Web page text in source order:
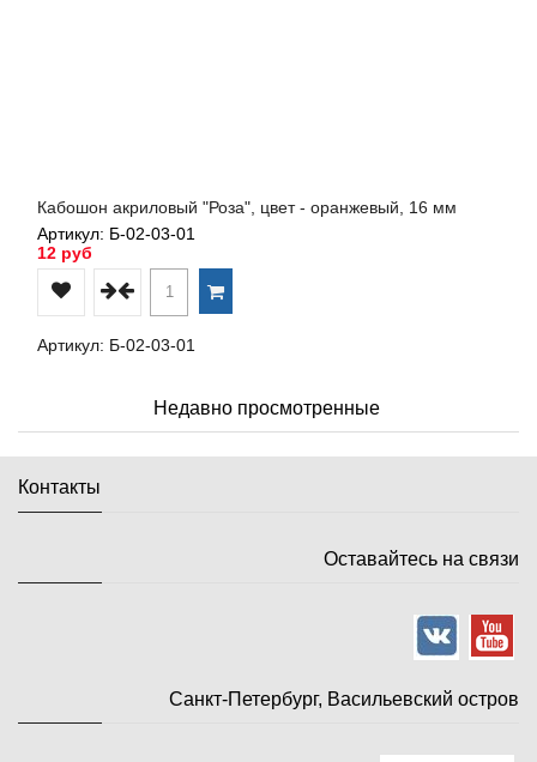
Кабошон акриловый "Роза", цвет - оранжевый, 16 мм
Артикул: Б-02-03-01
12 руб
Артикул: Б-02-03-01
Недавно просмотренные
Контакты
Оставайтесь на связи
Санкт-Петербург, Васильевский остров